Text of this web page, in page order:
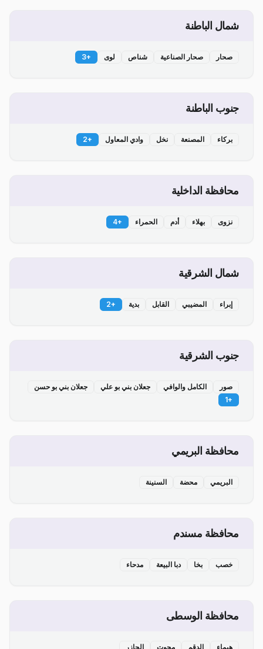
شمال الباطنة
صحار صحار الصناعية شناص لوى +
3
جنوب الباطنة
بركاء المصنعة نخل وادي المعاول +
2
محافظة الداخلية
نزوى بهلاء أدم الحمراء +
4
شمال الشرقية
إبراء المضيبي القابل بدية +
2
جنوب الشرقية
صور الكامل والوافي جعلان بني بو علي
جعلان بني بو حسن
+
1
محافظة البريمي
البريمي محضة السنينة
محافظة مسندم
خصب بخا دبا البيعة مدحاء
محافظة الوسطى
هيماء الدقم محوت الجازر